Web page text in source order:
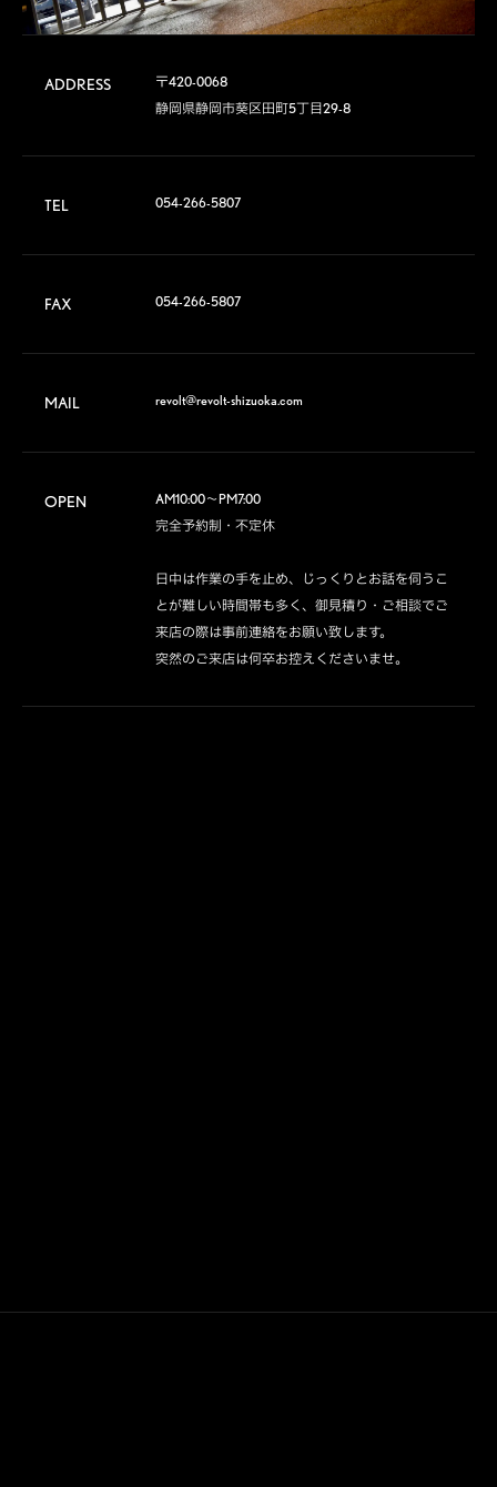
ADDRESS
〒420-0068
静岡県静岡市葵区田町5丁目29-8
TEL 054-266-5807
FAX 054-266-5807
MAIL revolt@revolt-shizuoka.com
OPEN
AM10:00～PM7:00
完全予約制・不定休
日中は作業の手を止め、じっくりとお話を伺うこ
とが難しい時間帯も多く、御見積り・ご相談でご
来店の際は事前連絡をお願い致します。
突然のご来店は何卒お控えくださいませ。